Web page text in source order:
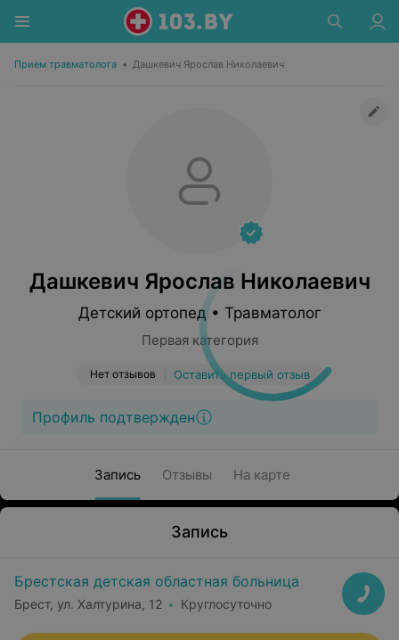
Прием травматолога • Дашкевич Ярослав Николаевич
Дашкевич Ярослав Николаевич
Детский ортопед • Травматолог
Первая категория
Нет отзывов Оставить первый отзыв
Профиль подтвержден
Запись Отзывы На карте
Запись
Брестская детская областная больница
Брест, ул. Халтурина, 12 Круглосуточно